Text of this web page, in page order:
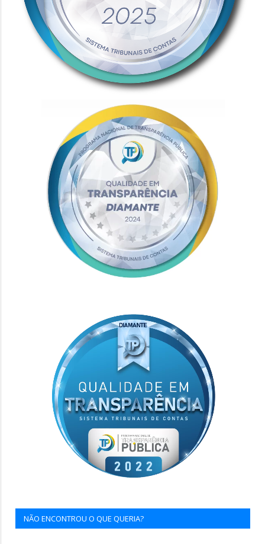
NÃO ENCONTROU O QUE QUERIA?